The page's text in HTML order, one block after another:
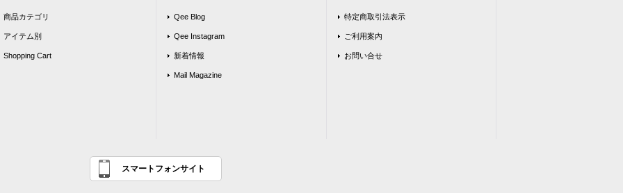
商品カテゴリ
アイテム別
Shopping Cart
Qee Blog
Qee Instagram
新着情報
Mail Magazine
特定商取引法表示
ご利用案内
お問い合せ
スマートフォンサイト